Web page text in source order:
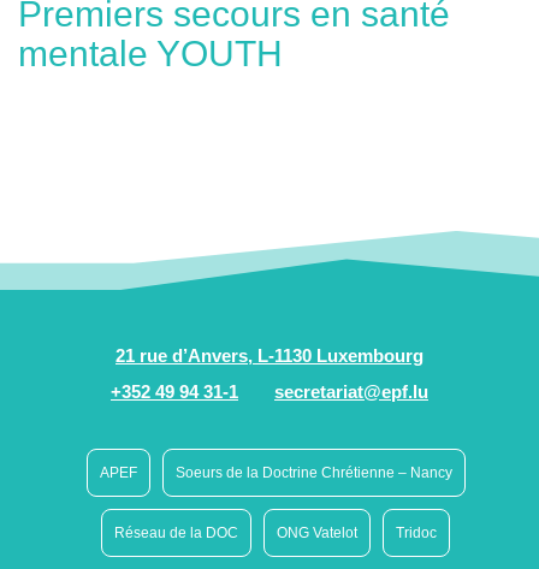
Premiers secours en santé
mentale YOUTH
21 rue d’Anvers, L-1130 Luxembourg
+352 49 94 31-1
secretariat@epf.lu
APEF Soeurs de la Doctrine Chrétienne – Nancy
Réseau de la DOC ONG Vatelot Tridoc